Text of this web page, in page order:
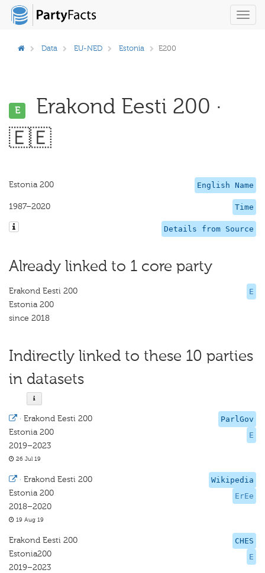
Data EU-NED Estonia E200
E
Erakond Eesti 200 ·
🇪🇪
English Name
Estonia 200
Time
1987–2020
Details from Source
Already linked to 1 core party
E
Erakond Eesti 200
Estonia 200
since 2018
Indirectly linked to these 10 parties
in datasets
ParlGov
E
· Erakond Eesti 200
Estonia 200
2019–2023
26 Jul 19
Wikipedia
ErEe
· Erakond Eesti 200
Estonia 200
2018–2020
19 Aug 19
CHES
E
Erakond Eesti 200
Estonia200
2019–2023